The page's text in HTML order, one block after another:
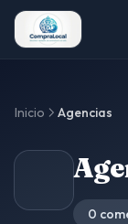
Inicio Agencias
0